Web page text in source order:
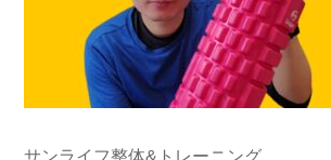
サンライフ整体&トレーニング